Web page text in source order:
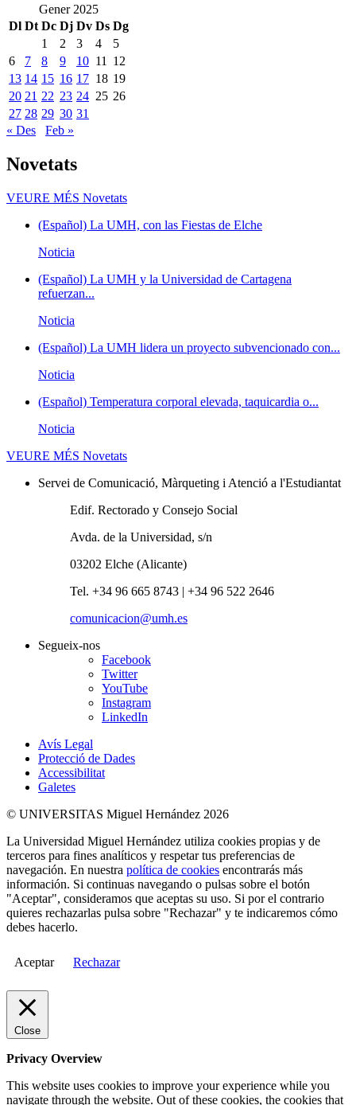
Gener 2025
Dl Dt Dc Dj Dv Ds Dg
1
2 3 4
5
6
7 8 9 10 11
12
13 14 15 16 17 18 19
20 21 22 23 24 25 26
27 28 29 30 31
« Des
Feb »
Novetats
VEURE MÉS Novetats
(Español) La UMH, con las Fiestas de Elche
Noticia
(Español) La UMH y la Universidad de Cartagena
refuerzan...
Noticia
(Español) La UMH lidera un proyecto subvencionado con...
Noticia
(Español) Temperatura corporal elevada, taquicardia o...
Noticia
VEURE MÉS Novetats
Servei de Comunicació, Màrqueting i Atenció a l'Estudiantat
Edif. Rectorado y Consejo Social
Avda. de la Universidad, s/n
03202 Elche (Alicante)
Tel. +34 96 665 8743 | +34 96 522 2646
comunicacion@umh.es
Segueix-nos
Facebook
Twitter
YouTube
Instagram
LinkedIn
Avís Legal
Protecció de Dades
Accessibilitat
Galetes
© UNIVERSITAS Miguel Hernández 2026
La Universidad Miguel Hernández utiliza cookies propias y de
terceros para fines analíticos y respetar tus preferencias de
navegación. En nuestra política de cookies encontrarás más
información. Si continuas navegando o pulsas sobre el botón
"Aceptar", consideramos que aceptas su uso. Si por el contrario
quieres rechazarlas pulsa sobre "Rechazar" y te indicaremos cómo
debes hacerlo.
Aceptar Rechazar
Close
Privacy Overview
This website uses cookies to improve your experience while you
navigate through the website. Out of these cookies, the cookies that